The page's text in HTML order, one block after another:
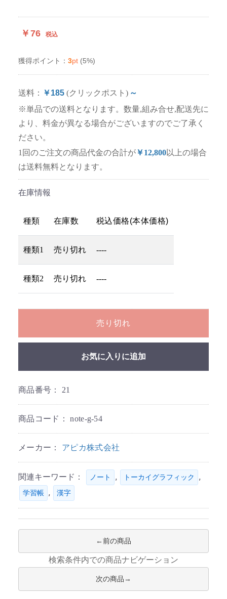
￥76 税込
獲得ポイント： 3pt (5%)
送料： ￥185 (クリックポスト) ～
※単品での送料となります。数量,組み合せ,配送先に
より、料金が異なる場合がございますのでご了承く
ださい。
1回のご注文の商品代金の合計が￥12,800以上の場合
は送料無料となります。
在庫情報
種類 在庫数 税込価格(本体価格)
種類1 売り切れ ----
種類2 売り切れ ----
売り切れ
お気に入りに追加
商品番号： 21
商品コード：note-g-54
メーカー： アピカ株式会社
関連キーワード： ノート , トーカイグラフィック ,
学習帳 , 漢字
前の商品
検索条件内での商品ナビゲーション
次の商品